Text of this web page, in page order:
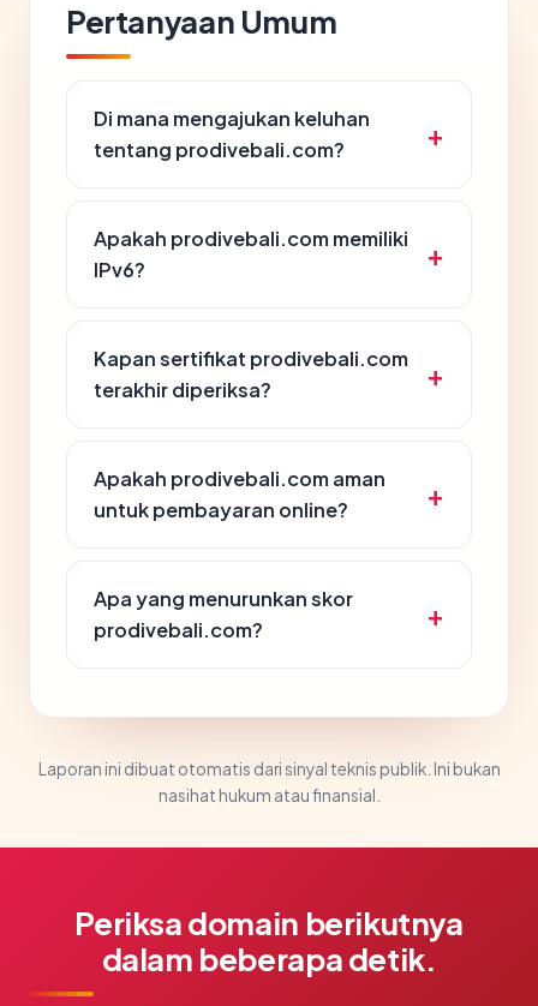
Pertanyaan Umum
Di mana mengajukan keluhan
tentang prodivebali.com?
Apakah prodivebali.com memiliki
IPv6?
Kapan sertifikat prodivebali.com
terakhir diperiksa?
Apakah prodivebali.com aman
untuk pembayaran online?
Apa yang menurunkan skor
prodivebali.com?
Laporan ini dibuat otomatis dari sinyal teknis publik. Ini bukan
nasihat hukum atau finansial.
Periksa domain berikutnya
dalam beberapa detik.